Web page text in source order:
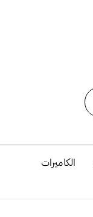
الكاميرات